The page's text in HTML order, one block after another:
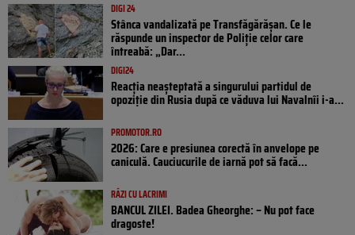
DIGI 24
Stânca vandalizată pe Transfăgărășan. Ce le
răspunde un inspector de Poliție celor care
întreabă: „Dar...
DIGI24
Reacția neașteptată a singurului partidul de
opoziţie din Rusia după ce văduva lui Navalnîi i-a...
PROMOTOR.RO
2026: Care e presiunea corectă în anvelope pe
caniculă. Cauciucurile de iarnă pot să facă...
RÂZI CU LACRIMI
BANCUL ZILEI. Badea Gheorghe: – Nu pot face
dragoste!